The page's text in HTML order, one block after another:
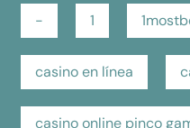
- 1
casino en línea
casino online pinco